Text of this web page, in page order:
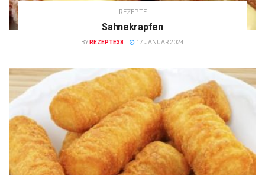
REZEPTE
Sahnekrapfen
BY REZEPTE38 17 JANUAR 2024